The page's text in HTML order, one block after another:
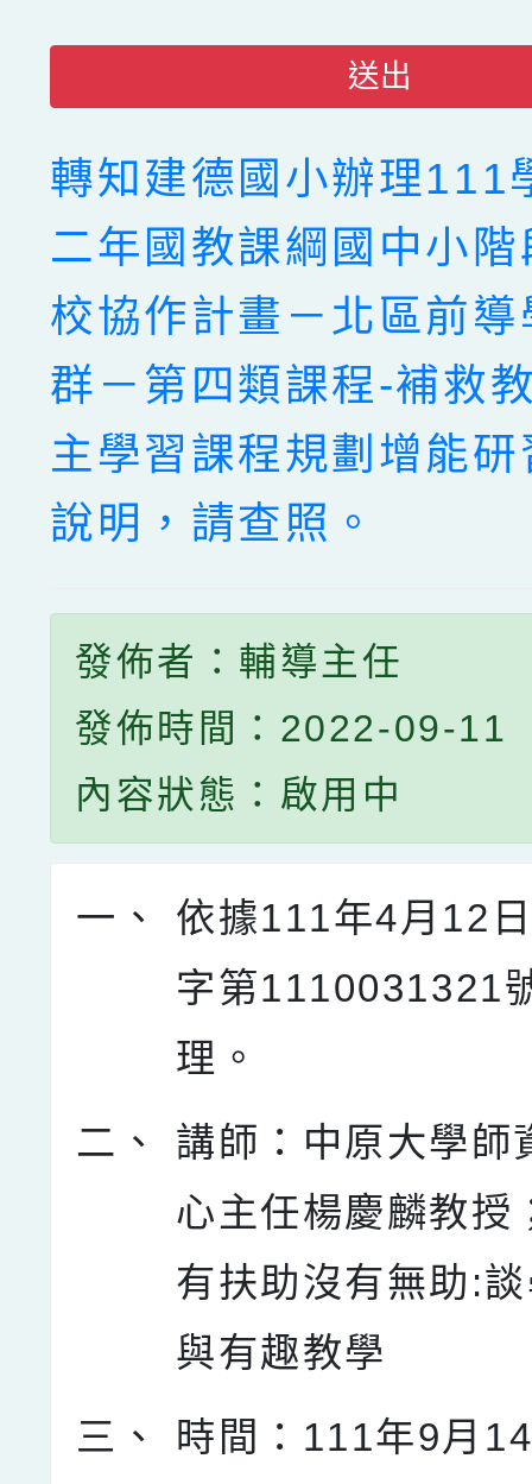
送出
轉知建德國小辦理111
二年國教課綱國中小
校協作計畫－北區前
群－第四類課程-補救
主學習課程規劃增能
說明，請查照。
發佈者：輔導主任
發佈時間：2022-09-11
內容狀態：啟用中
一、
依據111年4月12
字第1110031321
理。
二、
講師：中原大學師
心主任楊慶麟教授
有扶助沒有無助:
與有趣教學
三、
時間：111年9月